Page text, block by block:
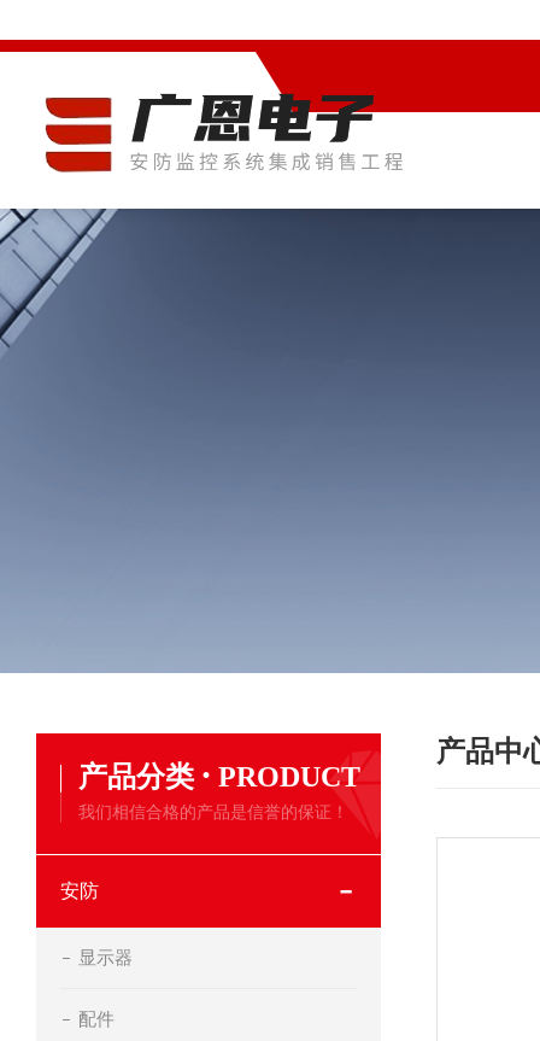
产品分类 · PRODUCT
我们相信合格的产品是信誉的保证！
安防
显示器
配件
产品中